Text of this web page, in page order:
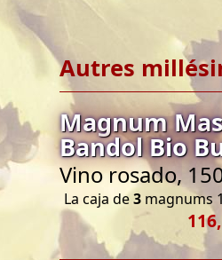
Autres
Magnum
Bandol Bio
Vino rosado,
La caja de3 magnums